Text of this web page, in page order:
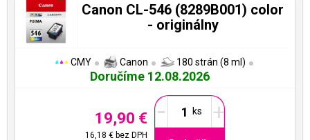
Canon CL-546 (8289B001) color
- originálny
CMY Canon 180 strán (8 ml)
Doručíme 12.08.2026
19,90 €
16,18 € bez DPH
- +